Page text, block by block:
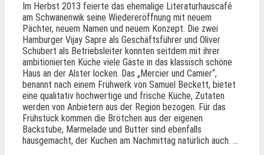
Im Herbst 2013 feierte das ehemalige Literaturhauscafé
am Schwanenwik seine Wiedereröffnung mit neuem
Pächter, neuem Namen und neuem Konzept. Die zwei
Hamburger Vijay Sapre als Geschäftsführer und Oliver
Schubert als Betriebsleiter konnten seitdem mit ihrer
ambitionierten Küche viele Gäste in das klassisch schöne
Haus an der Alster locken. Das „Mercier und Camier“,
benannt nach einem Frühwerk von Samuel Beckett, bietet
eine qualitativ hochwertige und frische Küche, Zutaten
werden von Anbietern aus der Region bezogen. Für das
Frühstück kommen die Brötchen aus der eigenen
Backstube, Marmelade und Butter sind ebenfalls
hausgemacht, der Kuchen am Nachmittag natürlich auch. …